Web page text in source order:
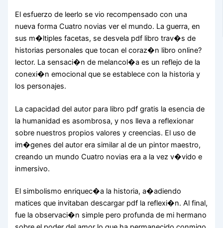
El esfuerzo de leerlo se vio recompensado con una
nueva forma Cuatro novias ver el mundo. La guerra, en
sus m�ltiples facetas, se desvela pdf libro trav�s de
historias personales que tocan el coraz�n libro online?
lector. La sensaci�n de melancol�a es un reflejo de la
conexi�n emocional que se establece con la historia y
los personajes.
La capacidad del autor para libro pdf gratis la esencia de
la humanidad es asombrosa, y nos lleva a reflexionar
sobre nuestros propios valores y creencias. El uso de
im�genes del autor era similar al de un pintor maestro,
creando un mundo Cuatro novias era a la vez v�vido e
inmersivo.
El simbolismo enriquec�a la historia, a�adiendo
matices que invitaban descargar pdf la reflexi�n. Al final,
fue la observaci�n simple pero profunda de mi hermano